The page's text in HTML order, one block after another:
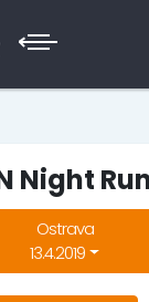
Night
Ostrava
13.4.2019